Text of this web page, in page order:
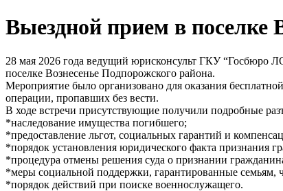
Выездной прием в поселке
28 мая 2026 года ведущий юрисконсульт ГКУ “Госбюро
поселке Вознесенье Подпорожского района.
Мероприятие было организовано для оказания
операции, пропавших без вести.
В ходе встречи присутствующие получили подробные
*наследование имущества погибшего;
*предоставление льгот, социальных гарантий и
*порядок установления юридического факта признания
*процедура отмены решения суда о признании
*меры социальной поддержки, гарантированные семьям,
*порядок действий при поиске военнослужащего.